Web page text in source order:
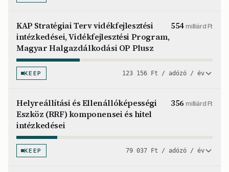
KAP Stratégiai Terv vidékfejlesztési
intézkedései, Vidékfejlesztési Program,
Magyar Halgazdálkodási OP Plusz
554milliárd Ft
KEEP 123 156 Ft / adózó / év
Helyreállítási és Ellenállóképességi
Eszköz (RRF) komponensei és hitel
intézkedései
356milliárd Ft
KEEP 79 037 Ft / adózó / év